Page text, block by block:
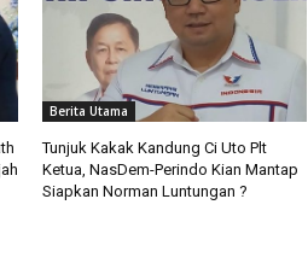
Berita Utama
Tunjuk Kakak Kandung Ci Uto Plt
Ketua, NasDem-Perindo Kian Mantap
Siapkan Norman Luntungan ?